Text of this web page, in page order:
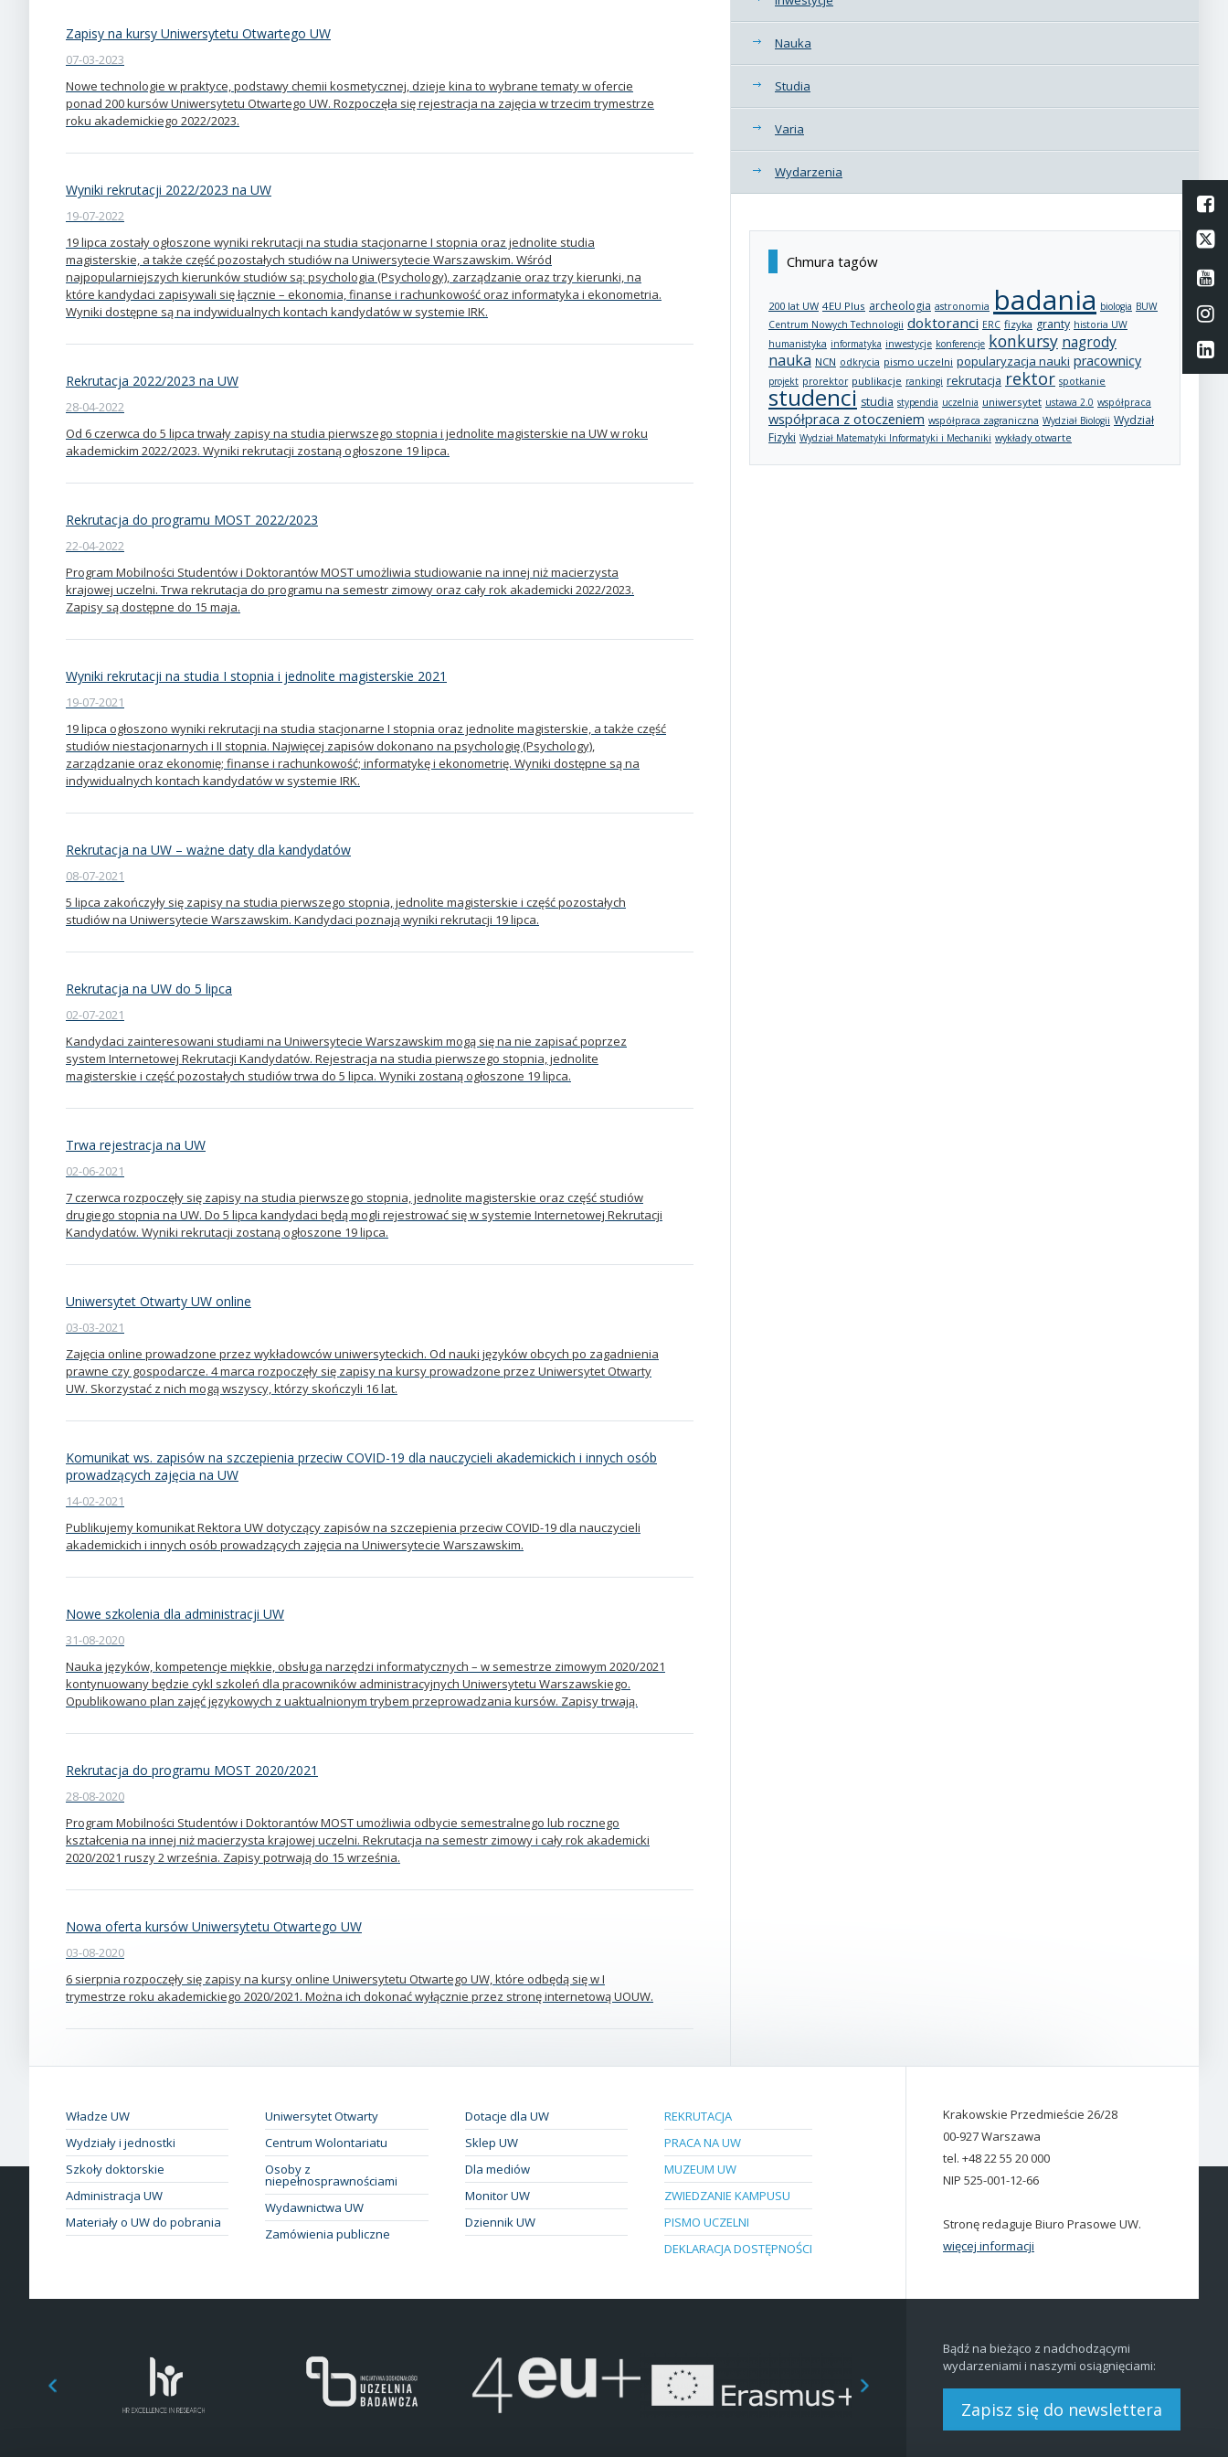
Zapisy na kursy Uniwersytetu Otwartego UW
07-03-2023
Nowe technologie w praktyce, podstawy chemii kosmetycznej, dzieje kina to wybrane tematy w ofercie
ponad 200 kursów Uniwersytetu Otwartego UW. Rozpoczęła się rejestracja na zajęcia w trzecim trymestrze
roku akademickiego 2022/2023.
Wyniki rekrutacji 2022/2023 na UW
19-07-2022
19 lipca zostały ogłoszone wyniki rekrutacji na studia stacjonarne I stopnia oraz jednolite studia
magisterskie, a także część pozostałych studiów na Uniwersytecie Warszawskim. Wśród
najpopularniejszych kierunków studiów są: psychologia (Psychology), zarządzanie oraz trzy kierunki, na
które kandydaci zapisywali się łącznie – ekonomia, finanse i rachunkowość oraz informatyka i ekonometria.
Wyniki dostępne są na indywidualnych kontach kandydatów w systemie IRK.
Rekrutacja 2022/2023 na UW
28-04-2022
Od 6 czerwca do 5 lipca trwały zapisy na studia pierwszego stopnia i jednolite magisterskie na UW w roku
akademickim 2022/2023. Wyniki rekrutacji zostaną ogłoszone 19 lipca.
Rekrutacja do programu MOST 2022/2023
22-04-2022
Program Mobilności Studentów i Doktorantów MOST umożliwia studiowanie na innej niż macierzysta
krajowej uczelni. Trwa rekrutacja do programu na semestr zimowy oraz cały rok akademicki 2022/2023.
Zapisy są dostępne do 15 maja.
Wyniki rekrutacji na studia I stopnia i jednolite magisterskie 2021
19-07-2021
19 lipca ogłoszono wyniki rekrutacji na studia stacjonarne I stopnia oraz jednolite magisterskie, a także część
studiów niestacjonarnych i II stopnia. Najwięcej zapisów dokonano na psychologię (Psychology),
zarządzanie oraz ekonomię; finanse i rachunkowość; informatykę i ekonometrię. Wyniki dostępne są na
indywidualnych kontach kandydatów w systemie IRK.
Rekrutacja na UW – ważne daty dla kandydatów
08-07-2021
5 lipca zakończyły się zapisy na studia pierwszego stopnia, jednolite magisterskie i część pozostałych
studiów na Uniwersytecie Warszawskim. Kandydaci poznają wyniki rekrutacji 19 lipca.
Rekrutacja na UW do 5 lipca
02-07-2021
Kandydaci zainteresowani studiami na Uniwersytecie Warszawskim mogą się na nie zapisać poprzez
system Internetowej Rekrutacji Kandydatów. Rejestracja na studia pierwszego stopnia, jednolite
magisterskie i część pozostałych studiów trwa do 5 lipca. Wyniki zostaną ogłoszone 19 lipca.
Trwa rejestracja na UW
02-06-2021
7 czerwca rozpoczęły się zapisy na studia pierwszego stopnia, jednolite magisterskie oraz część studiów
drugiego stopnia na UW. Do 5 lipca kandydaci będą mogli rejestrować się w systemie Internetowej Rekrutacji
Kandydatów. Wyniki rekrutacji zostaną ogłoszone 19 lipca.
Uniwersytet Otwarty UW online
03-03-2021
Zajęcia online prowadzone przez wykładowców uniwersyteckich. Od nauki języków obcych po zagadnienia
prawne czy gospodarcze. 4 marca rozpoczęły się zapisy na kursy prowadzone przez Uniwersytet Otwarty
UW. Skorzystać z nich mogą wszyscy, którzy skończyli 16 lat.
Komunikat ws. zapisów na szczepienia przeciw COVID-19 dla nauczycieli akademickich i innych osób
prowadzących zajęcia na UW
14-02-2021
Publikujemy komunikat Rektora UW dotyczący zapisów na szczepienia przeciw COVID-19 dla nauczycieli
akademickich i innych osób prowadzących zajęcia na Uniwersytecie Warszawskim.
Nowe szkolenia dla administracji UW
31-08-2020
Nauka języków, kompetencje miękkie, obsługa narzędzi informatycznych – w semestrze zimowym 2020/2021
kontynuowany będzie cykl szkoleń dla pracowników administracyjnych Uniwersytetu Warszawskiego.
Opublikowano plan zajęć językowych z uaktualnionym trybem przeprowadzania kursów. Zapisy trwają.
Rekrutacja do programu MOST 2020/2021
28-08-2020
Program Mobilności Studentów i Doktorantów MOST umożliwia odbycie semestralnego lub rocznego
kształcenia na innej niż macierzysta krajowej uczelni. Rekrutacja na semestr zimowy i cały rok akademicki
2020/2021 ruszy 2 września. Zapisy potrwają do 15 września.
Nowa oferta kursów Uniwersytetu Otwartego UW
03-08-2020
6 sierpnia rozpoczęły się zapisy na kursy online Uniwersytetu Otwartego UW, które odbędą się w I
trymestrze roku akademickiego 2020/2021. Można ich dokonać wyłącznie przez stronę internetową UOUW.
Nauka
Studia
Varia
Wydarzenia
Chmura tagów
200 lat UW 4EU Plus archeologia astronomia badania biologia BUW
Centrum Nowych Technologii doktoranci ERC fizyka granty historia UW
humanistyka informatyka inwestycje konferencje konkursy nagrody
nauka NCN odkrycia pismo uczelni popularyzacja nauki pracownicy
projekt prorektor publikacje rankingi rekrutacja rektor spotkanie
studenci studia stypendia uczelnia uniwersytet ustawa 2.0 współpraca
współpraca z otoczeniem współpraca zagraniczna Wydział Biologii Wydział
Fizyki Wydział Matematyki Informatyki i Mechaniki wykłady otwarte
Władze UW
Wydziały i jednostki
Szkoły doktorskie
Administracja UW
Materiały o UW do pobrania
Uniwersytet Otwarty
Centrum Wolontariatu
Osoby z
niepełnosprawnościami
Wydawnictwa UW
Zamówienia publiczne
Dotacje dla UW
Sklep UW
Dla mediów
Monitor UW
Dziennik UW
REKRUTACJA
PRACA NA UW
MUZEUM UW
ZWIEDZANIE KAMPUSU
PISMO UCZELNI
DEKLARACJA DOSTĘPNOŚCI
Krakowskie Przedmieście 26/28
00-927 Warszawa
tel. +48 22 55 20 000
NIP 525-001-12-66
Stronę redaguje Biuro Prasowe UW.
więcej informacji
Bądź na bieżąco z nadchodzącymi
wydarzeniami i naszymi osiągnięciami:
Zapisz się do newslettera